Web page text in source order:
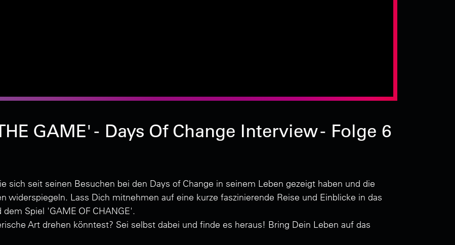
GAME' - Days Of Change Interview - Folge 6
sich seit seinen Besuchen bei den Days of Change in seinem Leben gezeigt haben und die
widerspiegeln. Lass Dich mitnehmen auf eine kurze faszinierende Reise und Einblicke in das
Spiel 'GAME OF CHANGE'.
Art drehen könntest? Sei selbst dabei und finde es heraus! Bring Dein Leben auf das